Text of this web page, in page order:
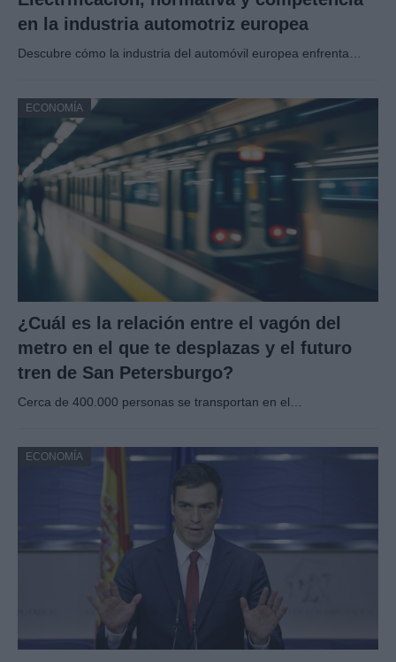
en la industria automotriz europea
Descubre cómo la industria del automóvil europea enfrenta…
ECONOMÍA
¿Cuál es la relación entre el vagón del
metro en el que te desplazas y el futuro
tren de San Petersburgo?
Cerca de 400.000 personas se transportan en el…
ECONOMÍA